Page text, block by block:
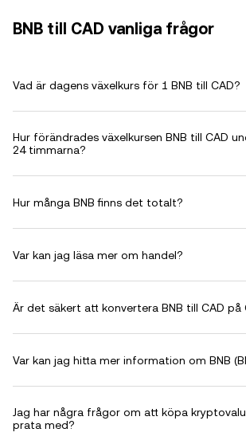
BNB till CAD vanliga frågor
Vad är dagens växelkurs för 1 BNB till CAD?
Hur förändrades växelkursen BNB till CAD
24 timmarna?
Hur många BNB finns det totalt?
Var kan jag läsa mer om handel?
Är det säkert att konvertera BNB till CAD på
Var kan jag hitta mer information om BNB
Jag har några frågor om att köpa
prata med?